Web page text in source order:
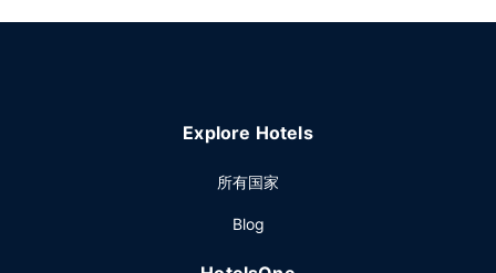
费报纸。收费提供游轮码头班车。
Explore Hotels
所有国家
Blog